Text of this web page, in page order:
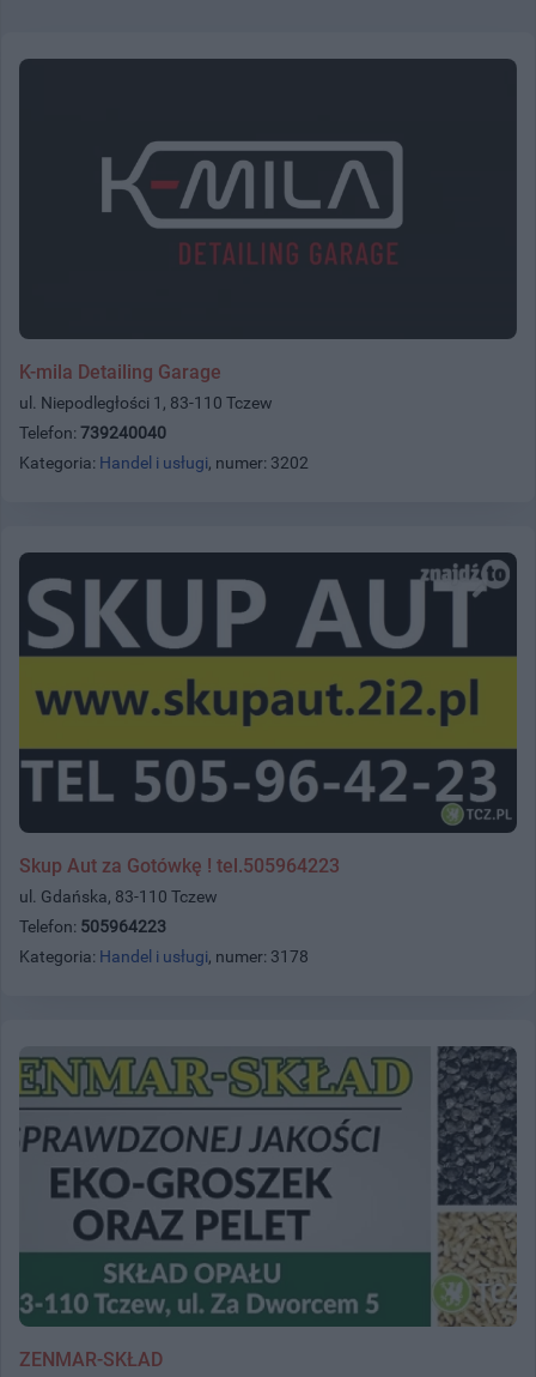
K-mila Detailing Garage
ul. Niepodległości 1, 83-110 Tczew
Telefon: 739240040
Kategoria: Handel i usługi, numer: 3202
Skup Aut za Gotówkę ! tel.505964223
ul. Gdańska, 83-110 Tczew
Telefon: 505964223
Kategoria: Handel i usługi, numer: 3178
ZENMAR-SKŁAD